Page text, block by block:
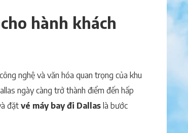
Các hạng vé
Chọn ghế ngồi
hành khách
nghệ và văn hóa quan trọng của khu
ngày càng trở thành điểm đến hấp
đặt vé máy bay đi Dallas là bước